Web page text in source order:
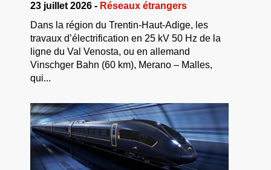
23 juillet 2026 - Réseaux étrangers
Dans la région du Trentin-Haut-Adige, les
travaux d’électrification en 25 kV 50 Hz de la
ligne du Val Venosta, ou en allemand
Vinschger Bahn (60 km), Merano – Malles,
qui...